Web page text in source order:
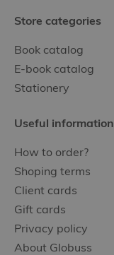
Store categories
Book catalog
E-book catalog
Stationery
Useful information
How to order?
Shoping terms
Client cards
Gift cards
Privacy policy
About Globuss